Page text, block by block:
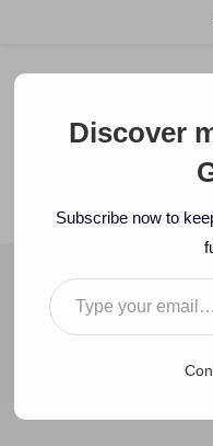
BLOG
2010 > May > 9 >
Discover
Subscribe now to
Type your email…